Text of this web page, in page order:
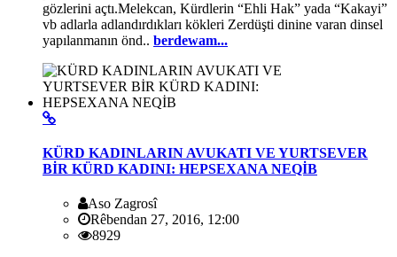
gözlerini açtı.Melekcan, Kürdlerin “Ehli Hak” yada “Kakayi”
vb adlarla adlandırdıkları kökleri Zerdüşti dinine varan dinsel
yapılanmanın önd.. berdewam...
KÜRD KADINLARIN AVUKATI VE YURTSEVER
BİR KÜRD KADINI: HEPSEXANA NEQİB
Aso Zagrosî
Rêbendan 27, 2016, 12:00
8929